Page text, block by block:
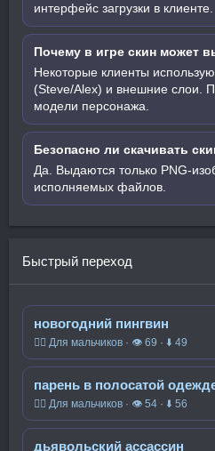
интерфейс загрузки в клиенте.
Почему в игре скин может
Некоторые клиенты
(Steve/Alex) и внешние слои.
модели персонажа.
Безопасно ли скачивать
Да. Выдаются только PNG-
исполняемых файлов.
Быстрый переход
новогодний пингвин
🧍‍♂️ Для мальчиков · 👁 69 · ⬇ 49
парень в полосатой
🧍‍♂️ Для мальчиков · 👁 54 · ⬇ 56
дьявольский ассассин